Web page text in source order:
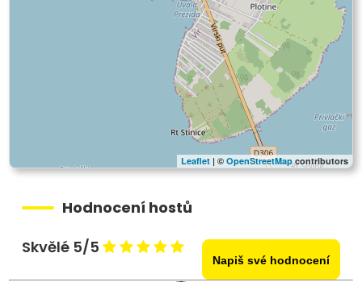
Leaflet | ©OpenStreetMap contributors
Hodnocení hostů
Skvělé 5/5
Napiš své hodnocení